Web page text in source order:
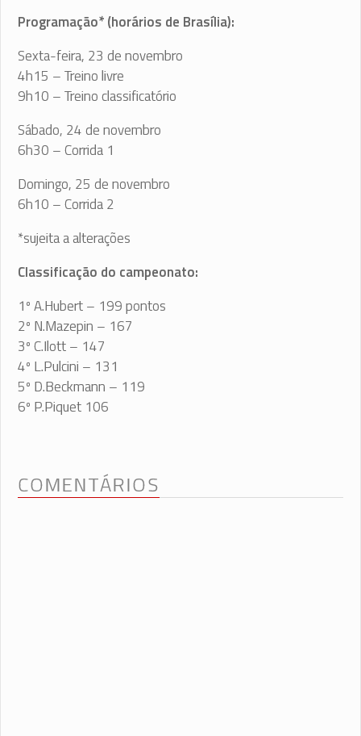
Programação* (horários de Brasília):
Sexta-feira, 23 de novembro
4h15 – Treino livre
9h10 – Treino classificatório
Sábado, 24 de novembro
6h30 – Corrida 1
Domingo, 25 de novembro
6h10 – Corrida 2
*sujeita a alterações
Classificação do campeonato:
1º A.Hubert – 199 pontos
2º N.Mazepin – 167
3º C.Ilott – 147
4º L.Pulcini – 131
5º D.Beckmann – 119
6º P.Piquet 106
COMENTÁRIOS